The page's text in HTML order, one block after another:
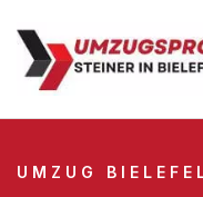
UMZUG